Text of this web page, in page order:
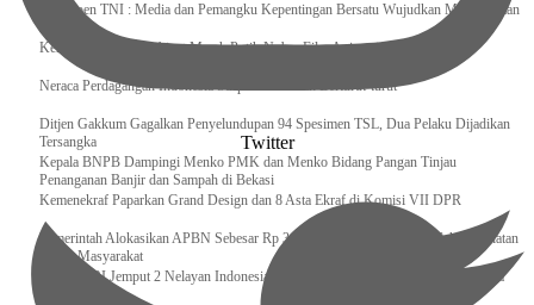
Kapuspen TNI : Media dan Pemangku Kepentingan Bersatu Wujudkan Mudik Aman
Kemenekraf Ajak Kabinet Merah Putih Nobar Film Animasi Jumbo
Neraca Perdagangan Indonesia Surplus 58 Bulan Berturut-turut
Ditjen Gakkum Gagalkan Penyelundupan 94 Spesimen TSL, Dua Pelaku Dijadikan
Tersangka
Kepala BNPB Dampingi Menko PMK dan Menko Bidang Pangan Tinjau
Penanganan Banjir dan Sampah di Bekasi
Kemenekraf Paparkan Grand Design dan 8 Asta Ekraf di Komisi VII DPR
Pemerintah Alokasikan APBN Sebesar Rp 3,4 Triliun untuk Program Cek Kesehatan
Gratis Masyarakat
Bakamla RI Jemput 2 Nelayan Indonesia di Perbatasan Terluar Indonesia Malaysia
Twitter